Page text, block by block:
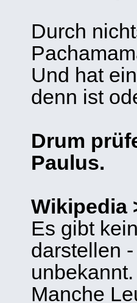
Durch
Und hat
denn ist
Drum
Paulus.
Wikipedia
Es gibt
darstellen
unbekannt.
Manche